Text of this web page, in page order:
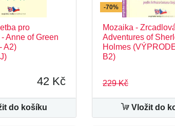
pro
Anne of Green
A2)
42 Kč
do košíku
-70%
Mozaika -
Adventures of
Holmes
B2)
229 Kč
Vložit do